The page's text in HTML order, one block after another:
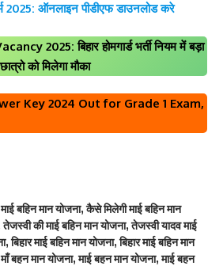
2025: ऑनलाइन पीडीएफ डाउनलोड करे
2025: बिहार होमगार्ड भर्ती नियम में बड़ा
को मिलेगा मौका
Key 2024 Out for Grade 1 Exam,
बहिन मान योजना,कैसे मिलेगी माई बहिन मान
तेजस्वी की माई बहिन मान योजना,तेजस्वी यादव माई
,बिहार माई बहिन मान योजना,बिहार माई बहिन मान
माँ बहन मान योजना,माई बहन मान योजना,माई बहन